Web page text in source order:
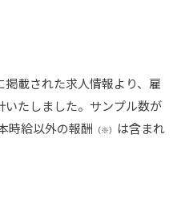
載された求人情報より、雇
たしました。サンプル数が
時給以外の報酬 （※） は含まれ